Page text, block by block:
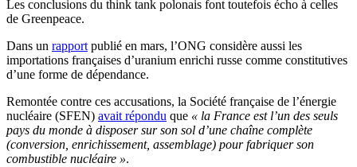
Les conclusions du think tank polonais font toutefois écho à celles
de Greenpeace.
Dans un rapport publié en mars, l’ONG considère aussi les
importations françaises d’uranium enrichi russe comme constitutives
d’une forme de dépendance.
Remontée contre ces accusations, la Société française de l’énergie
nucléaire (SFEN) avait répondu que « la France est l’un des seuls
pays du monde à disposer sur son sol d’une chaîne complète
(conversion, enrichissement, assemblage) pour fabriquer son
combustible nucléaire ».